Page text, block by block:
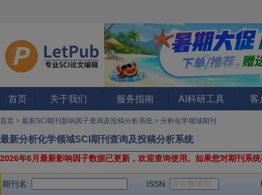
首页 关于我们 服务指南 AI科研工具 客
首页 > 最新SCI期刊影响因子查询及投稿分析系统 > 分析化学领域期刊
最新分析化学领域SCI期刊查询及投稿分析系统
2026年6月最新影响因子数据已更新，欢迎查询使用。 如果您对期刊系
期刊名: ISSN: